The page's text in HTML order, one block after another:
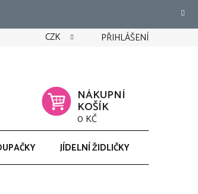
CZK PŘIHLÁŠENÍ
NÁKUPNÍ
KOŠÍK
0 KČ
JÍDELNÍ ŽIDLIČKY